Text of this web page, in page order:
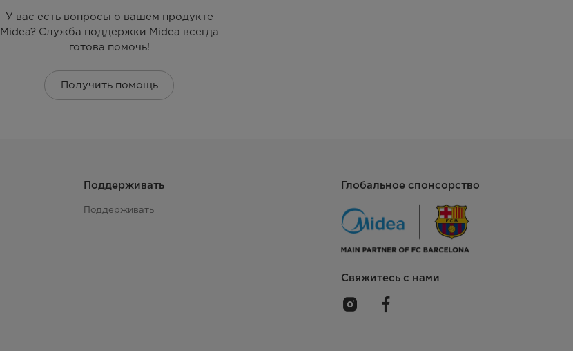
У вас есть вопросы о вашем продукте
Midea? Служба поддержки Midea всегда
готова помочь!
Получить помощь
Поддерживать
Поддерживать
Глобальное спонсорство
Свяжитесь с нами